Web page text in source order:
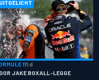
UITGELICHT
111 d
JAKE BOXALL-LEGGE